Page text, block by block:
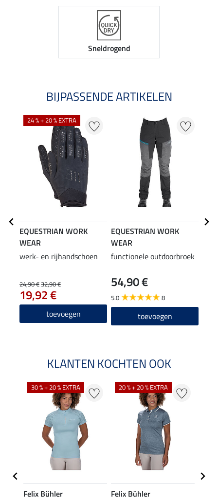
Sneldrogend
BIJPASSENDE ARTIKELEN
24 % + 20 % EXTRA
EQUESTRIAN WORK
WEAR
werk- en rijhandschoen
24,90 €32,90 €
19,92 €
toevoegen
EQUESTRIAN WORK
WEAR
functionele outdoorbroek
54,90 €
5.0 8
toevoegen
KLANTEN KOCHTEN OOK
30 % + 20 % EXTRA
Felix Bühler
20 % + 20 % EXTRA
Felix Bühler